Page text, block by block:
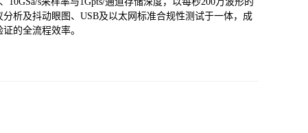
析及抖动眼图、USB及以太网标准合规性测试于一体，成
的全流程效率。